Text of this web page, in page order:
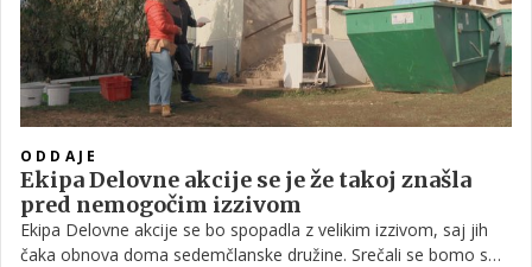
ODDAJE
Ekipa Delovne akcije se je že takoj znašla
pred nemogočim izzivom
Ekipa Delovne akcije se bo spopadla z velikim izzivom, saj jih
čaka obnova doma sedemčlanske družine. Srečali se bomo s